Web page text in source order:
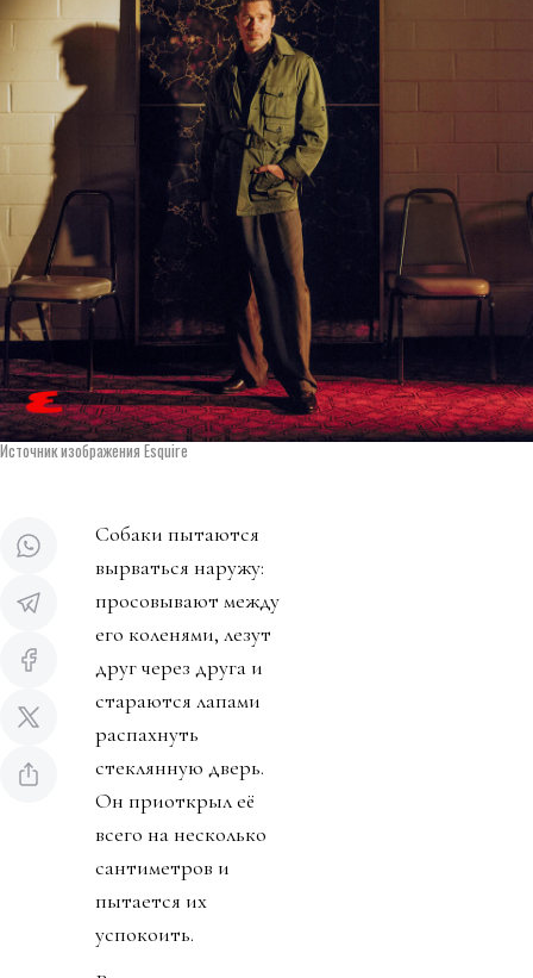
Источник изображения Esquire
Собаки пытаются
вырваться наружу:
просовывают между
его коленями, лезут
друг через друга и
стараются лапами
распахнуть
стеклянную дверь.
Он приоткрыл её
всего на несколько
сантиметров и
пытается их
успокоить.